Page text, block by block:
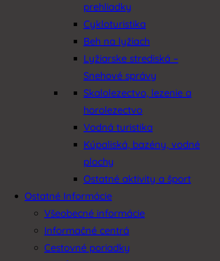
prehliadky
Cykloturistika
Beh na lyžiach
Lyžiarske strediská –
Snehové správy
Skalolezectvo, lezenie a
horolezectvo
Vodná turistika
Kúpaliská, bazény, vodné
plochy
Ostatné aktivity a šport
Ostatné Informácie
Všeobecné informácie
Informačné centrá
Cestovné poriadky